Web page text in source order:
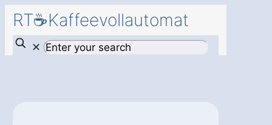
RT☕Kaffeevollautomat
✕